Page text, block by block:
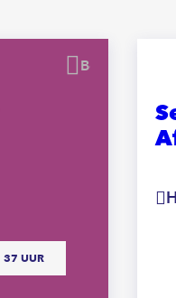
37 UUR
Bewaren